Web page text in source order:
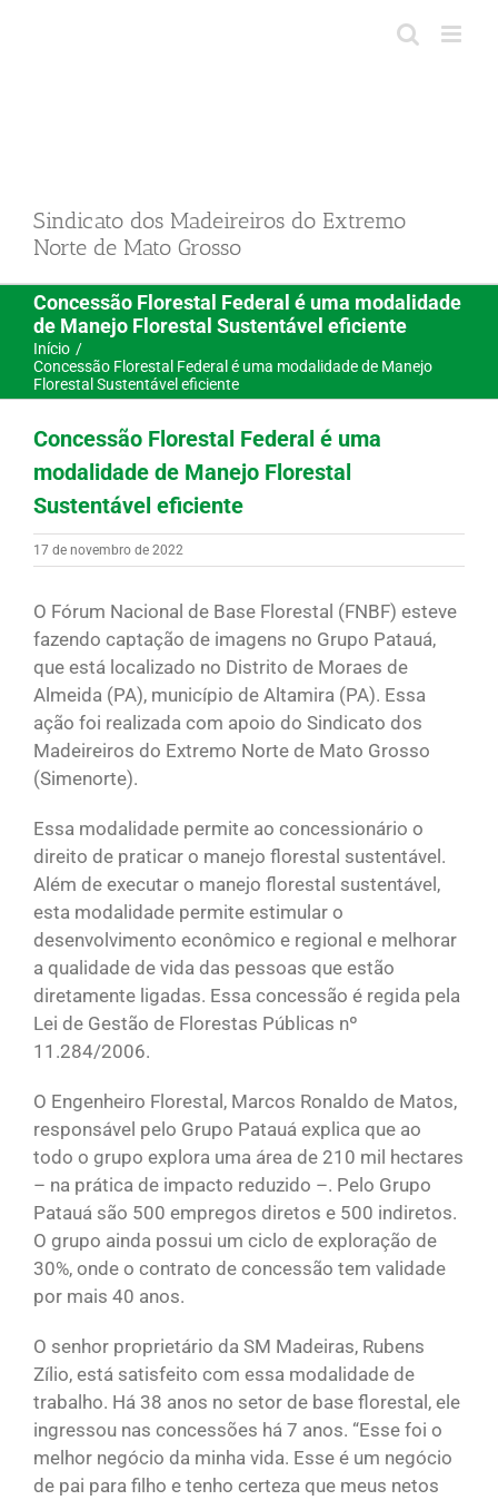
Sindicato dos Madeireiros do Extremo
Norte de Mato Grosso
Concessão Florestal Federal é uma modalidade
de Manejo Florestal Sustentável eficiente
Início
Concessão Florestal Federal é uma modalidade de Manejo
Florestal Sustentável eficiente
Concessão Florestal Federal é uma
modalidade de Manejo Florestal
Sustentável eficiente
17 de novembro de 2022
O Fórum Nacional de Base Florestal (FNBF) esteve
fazendo captação de imagens no Grupo Patauá,
que está localizado no Distrito de Moraes de
Almeida (PA), município de Altamira (PA). Essa
ação foi realizada com apoio do Sindicato dos
Madeireiros do Extremo Norte de Mato Grosso
(Simenorte).
Essa modalidade permite ao concessionário o
direito de praticar o manejo florestal sustentável.
Além de executar o manejo florestal sustentável,
esta modalidade permite estimular o
desenvolvimento econômico e regional e melhorar
a qualidade de vida das pessoas que estão
diretamente ligadas. Essa concessão é regida pela
Lei de Gestão de Florestas Públicas nº
11.284/2006.
O Engenheiro Florestal, Marcos Ronaldo de Matos,
responsável pelo Grupo Patauá explica que ao
todo o grupo explora uma área de 210 mil hectares
– na prática de impacto reduzido –. Pelo Grupo
Patauá são 500 empregos diretos e 500 indiretos.
O grupo ainda possui um ciclo de exploração de
30%, onde o contrato de concessão tem validade
por mais 40 anos.
O senhor proprietário da SM Madeiras, Rubens
Zílio, está satisfeito com essa modalidade de
trabalho. Há 38 anos no setor de base florestal, ele
ingressou nas concessões há 7 anos. “Esse foi o
melhor negócio da minha vida. Esse é um negócio
de pai para filho e tenho certeza que meus netos